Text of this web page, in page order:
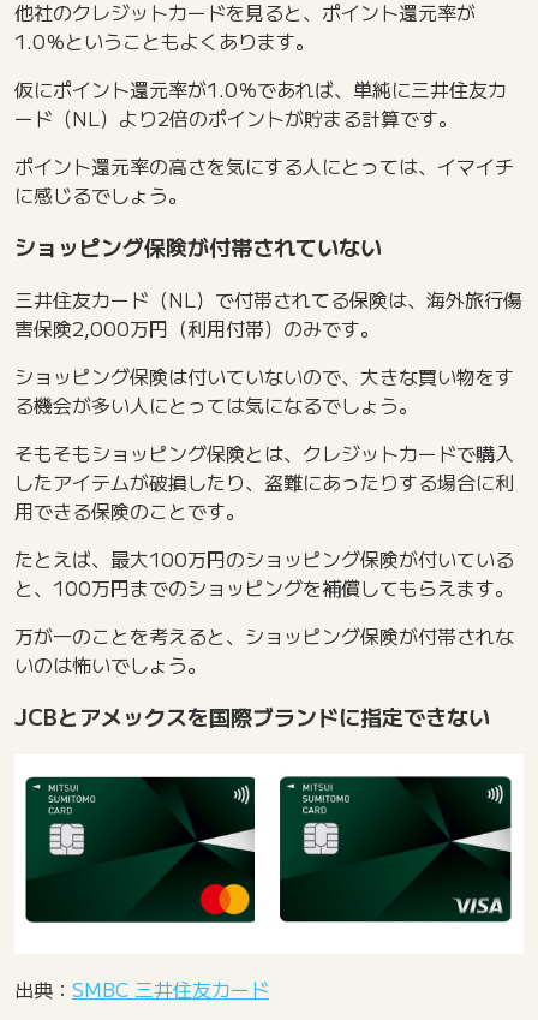
他社のクレジットカードを見ると、ポイント還元率が
1.0％ということもよくあります。
仮にポイント還元率が1.0％であれば、単純に三井住友カ
ード（NL）より2倍のポイントが貯まる計算です。
ポイント還元率の高さを気にする人にとっては、イマイチ
に感じるでしょう。
ショッピング保険が付帯されていない
三井住友カード（NL）で付帯されてる保険は、海外旅行傷
害保険2,000万円（利用付帯）のみです。
ショッピング保険は付いていないので、大きな買い物をす
る機会が多い人にとっては気になるでしょう。
そもそもショッピング保険とは、クレジットカードで購入
したアイテムが破損したり、盗難にあったりする場合に利
用できる保険のことです。
たとえば、最大100万円のショッピング保険が付いている
と、100万円までのショッピングを補償してもらえます。
万が一のことを考えると、ショッピング保険が付帯されな
いのは怖いでしょう。
JCBとアメックスを国際ブランドに指定できない
出典： SMBC 三井住友カード